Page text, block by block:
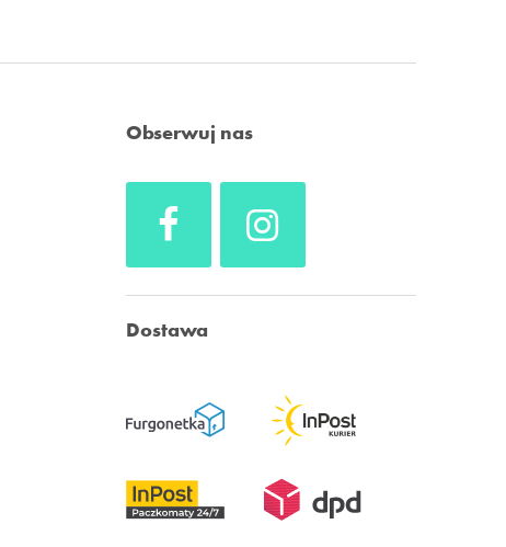
Obserwuj nas
Dostawa